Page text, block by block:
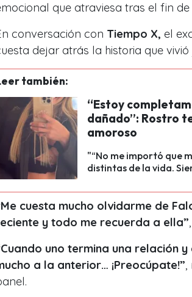
que atraviesa tras el fin
conversación con Tiempo X, el
dejar atrás la historia que
también:
“Estoy
dañado”: Rostro
amoroso
"“No me importó que
distintas de la vida.
cuesta mucho olvidarme de
y todo me recuerda a ella”
uno termina una relación
a la anterior… ¡Preocúpate!”,